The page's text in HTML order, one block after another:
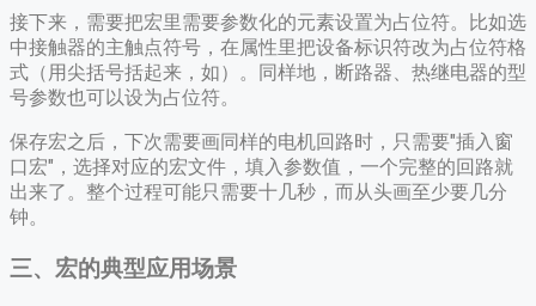
接下来，需要把宏里需要参数化的元素设置为占位符。比如选
中接触器的主触点符号，在属性里把设备标识符改为占位符格
式（用尖括号括起来，如）。同样地，断路器、热继电器的型
号参数也可以设为占位符。
保存宏之后，下次需要画同样的电机回路时，只需要"插入窗
口宏"，选择对应的宏文件，填入参数值，一个完整的回路就
出来了。整个过程可能只需要十几秒，而从头画至少要几分
钟。
三、宏的典型应用场景